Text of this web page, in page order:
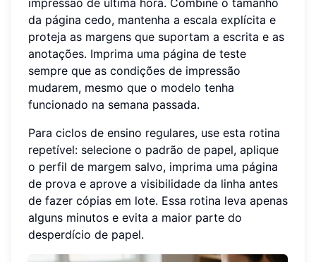
da página cedo, mantenha a escala explícita e
proteja as margens que suportam a escrita e as
anotações. Imprima uma página de teste
sempre que as condições de impressão
mudarem, mesmo que o modelo tenha
funcionado na semana passada.
Para ciclos de ensino regulares, use esta rotina
repetível: selecione o padrão de papel, aplique
o perfil de margem salvo, imprima uma página
de prova e aprove a visibilidade da linha antes
de fazer cópias em lote. Essa rotina leva apenas
alguns minutos e evita a maior parte do
desperdício de papel.